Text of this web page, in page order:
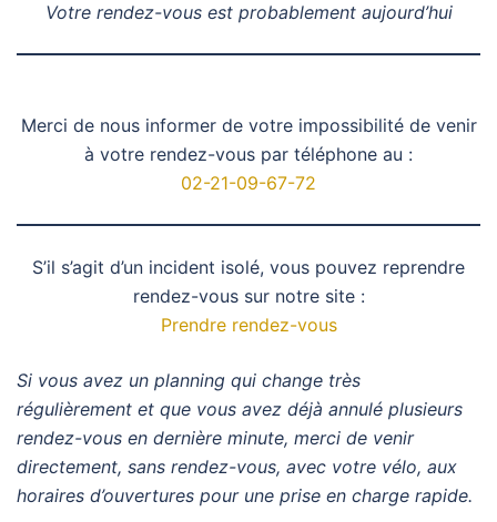
Votre rendez-vous est probablement aujourd’hui
Merci de nous informer de votre impossibilité de venir
à votre rendez-vous par téléphone au :
02-21-09-67-72
S’il s’agit d’un incident isolé, vous pouvez reprendre
rendez-vous sur notre site :
Prendre rendez-vous
Si vous avez un planning qui change très
régulièrement et que vous avez déjà annulé plusieurs
rendez-vous en dernière minute, merci de venir
directement, sans rendez-vous, avec votre vélo, aux
horaires d’ouvertures pour une prise en charge rapide.